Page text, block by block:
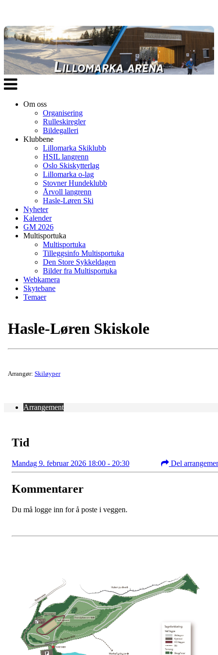
Veksle
navigasjon
Om oss
Organisering
Rulleskiregler
Bildegalleri
Klubbene
Lillomarka Skiklubb
HSIL langrenn
Oslo Skiskytterlag
Lillomarka o-lag
Stovner Hundeklubb
Årvoll langrenn
Hasle-Løren Ski
Nyheter
Kalender
GM 2026
Multisportuka
Multisportuka
Tilleggsinfo Multisportuka
Den Store Sykkeldagen
Bilder fra Multisportuka
Webkamera
Skytebane
Temaer
Hasle-Løren Skiskole
Arrangør: Skiløyper
Arrangement
Tid
Mandag 9. februar 2026 18:00 - 20:30 Del
Kommentarer
Du må logge inn for å poste i veggen.